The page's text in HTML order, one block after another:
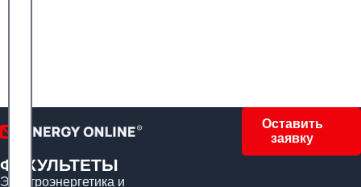
Оставить
заявку
ФАКУЛЬТЕТЫ
Электроэнергетика и